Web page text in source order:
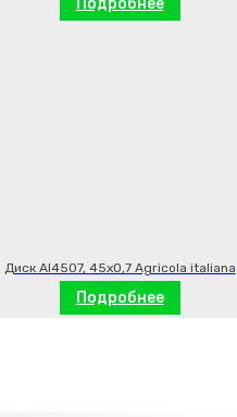
Подробнее
Диск AI4507, 45х0,7 Agricola italiana
Подробнее